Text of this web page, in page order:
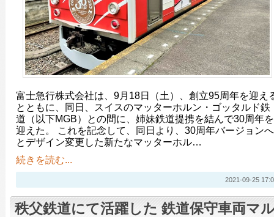
富士急行株式会社は、9月18日（土）、創立95周年を迎え
とともに、同日、スイスのマッターホルン・ゴッタルド鉄
道（以下MGB）との間に、姉妹鉄道提携を結んで30周年を
迎えた。 これを記念して、同日より、30周年バージョンへ
とデザイン変更した新たなマッターホル…
続きを読む...
2021-09-25
秩父鉄道にて活躍した 鉄道保守車両マ